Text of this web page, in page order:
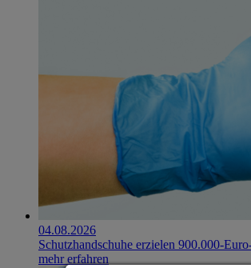
04.08.2026
Schutzhandschuhe erzielen 900.000-
mehr erfahren